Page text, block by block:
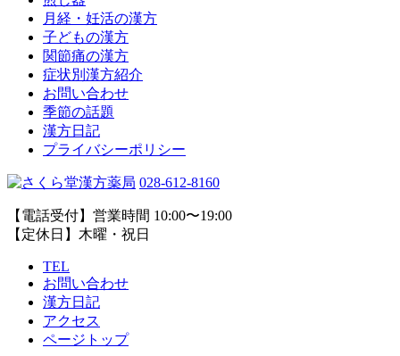
月経・妊活の漢方
子どもの漢方
関節痛の漢方
症状別漢方紹介
お問い合わせ
季節の話題
漢方日記
プライバシーポリシー
028-612-8160
【電話受付】営業時間 10:00〜19:00
【定休日】木曜・祝日
TEL
お問い合わせ
漢方日記
アクセス
ページトップ